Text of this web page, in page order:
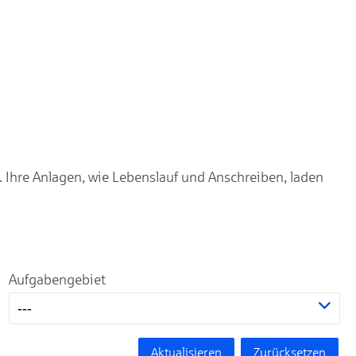
Anlagen, wie Lebenslauf und Anschreiben, laden
Aufgabengebiet
---
Aktualisieren Zurücksetzen